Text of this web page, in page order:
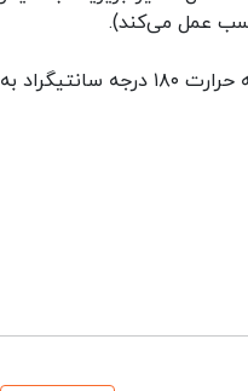
چسب عمل می‌کند).
۵. کف سینی را چرب کنید سپس خمیرهای آماده را کف قالب بچینید. سینی را درون فر با درجه حرارت ۱۸۰ درجه سانتیگراد به